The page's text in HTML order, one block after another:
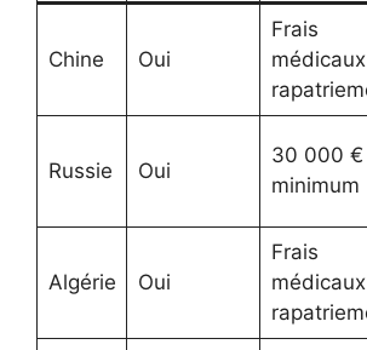
Chine Oui
Frais
Russie Oui
30 000 €
minimum
Algérie Oui
Frais